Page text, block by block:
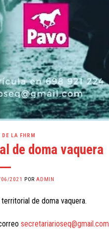
DE LA FHRM
de doma vaquera
2021 PORADMIN
de doma vaquera.
secretariarioseq@gmail.com